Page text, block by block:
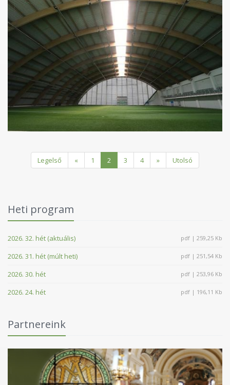
Legelső « 1 2 3 4 » Utolsó
Heti program
2026. 32. hét (aktuális) pdf | 259,25 Kb
2026. 31. hét (múlt heti) pdf | 251,54 Kb
2026. 30. hét pdf | 253,96 Kb
2026. 24. hét pdf | 196,11 Kb
Partnereink